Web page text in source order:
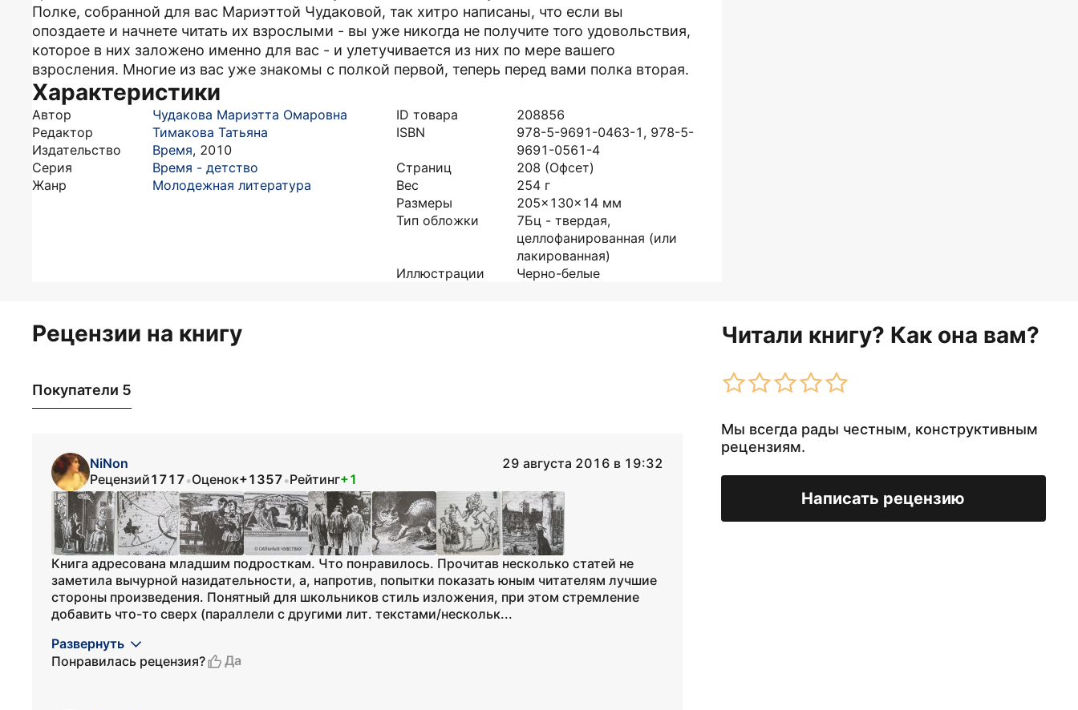
Полке, собранной для вас Мариэттой Чудаковой, так хитро написаны, что если вы
опоздаете и начнете читать их взрослыми - вы уже никогда не получите того удовольствия,
которое в них заложено именно для вас - и улетучивается из них по мере вашего
взросления. Многие из вас уже знакомы с полкой первой, теперь перед вами полка вторая.
Характеристики
Автор
Чудакова Мариэтта Омаровна
Редактор
Тимакова Татьяна
Издательство
Время, 2010
Серия
Время - детство
Жанр
Молодежная литература
ID товара
208856
ISBN
978-5-9691-0463-1, 978-5-
9691-0561-4
Страниц
208 (Офсет)
Вес
254 г
Размеры
205x130x14 мм
Тип обложки
7Бц - твердая,
целлофанированная (или
лакированная)
Иллюстрации
Черно-белые
Рецензии на книгу Читали книгу? Как она вам?
Мы всегда рады честным, конструктивным
рецензиям.
Написать рецензию
Покупатели 5
NiNon
29 августа 2016 в 19:32
Рецензий1717•Оценок+1357•Рейтинг+1
Книга адресована младшим подросткам. Что понравилось. Прочитав несколько статей не
заметила вычурной назидательности, а, напротив, попытки показать юным читателям лучшие
стороны произведения. Понятный для школьников стиль изложения, при этом стремление
добавить что-то сверх (параллели с другими лит. текстами/нескольк...
Развернуть
Понравилась рецензия?
Да